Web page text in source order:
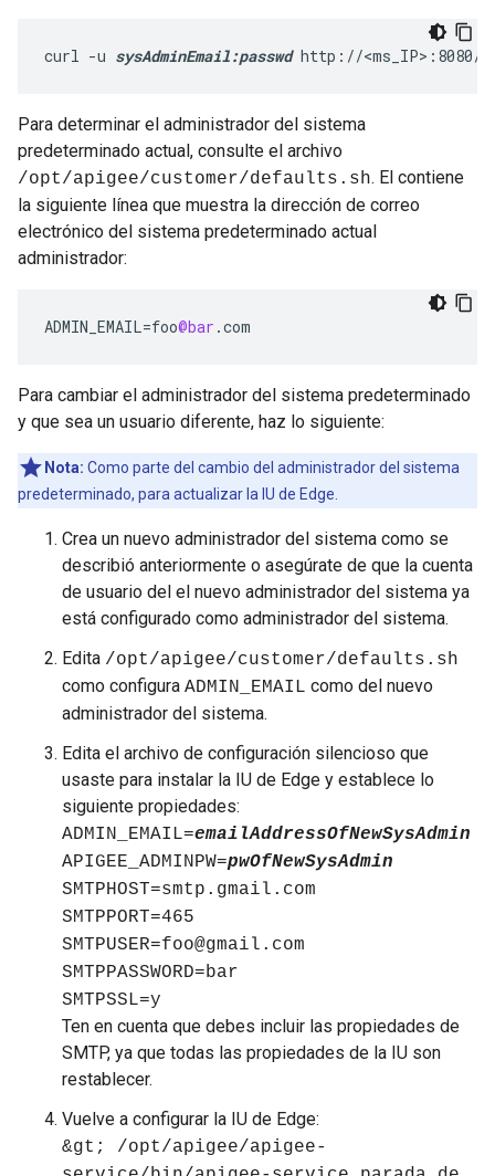
curl -u sysAdminEmail:passwd http://<ms_IP>:8080/
Para determinar el administrador del sistema
predeterminado actual, consulte el archivo
/opt/apigee/customer/defaults.sh. El contiene
la siguiente línea que muestra la dirección de correo
electrónico del sistema predeterminado actual
administrador:
ADMIN_EMAIL=foo@bar .com
Para cambiar el administrador del sistema predeterminado
y que sea un usuario diferente, haz lo siguiente:
Nota: Como parte del cambio del administrador del sistema
predeterminado, para actualizar la IU de Edge.
Crea un nuevo administrador del sistema como se
describió anteriormente o asegúrate de que la cuenta
de usuario del el nuevo administrador del sistema ya
está configurado como administrador del sistema.
Edita /opt/apigee/customer/defaults.sh
como configura ADMIN_EMAIL como del nuevo
administrador del sistema.
Edita el archivo de configuración silencioso que
usaste para instalar la IU de Edge y establece lo
siguiente propiedades:
ADMIN_EMAIL=emailAddressOfNewSysAdmin
APIGEE_ADMINPW=pwOfNewSysAdmin
SMTPHOST=smtp.gmail.com
SMTPPORT=465
SMTPUSER=foo@gmail.com
SMTPPASSWORD=bar
SMTPSSL=y
Ten en cuenta que debes incluir las propiedades de
SMTP, ya que todas las propiedades de la IU son
restablecer.
Vuelve a configurar la IU de Edge:
&gt; /opt/apigee/apigee-